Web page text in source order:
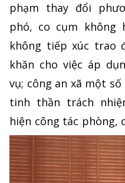
phạm thay đổi
phó, co cụm không
không tiếp xúc trao
khăn cho việc áp
vụ; công an xã một
tinh thần trách
hiện công tác phòng,